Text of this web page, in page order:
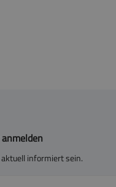
informiert sein.